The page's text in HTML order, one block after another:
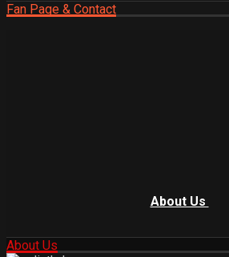
Fan Page & Contact
About Us
About Us